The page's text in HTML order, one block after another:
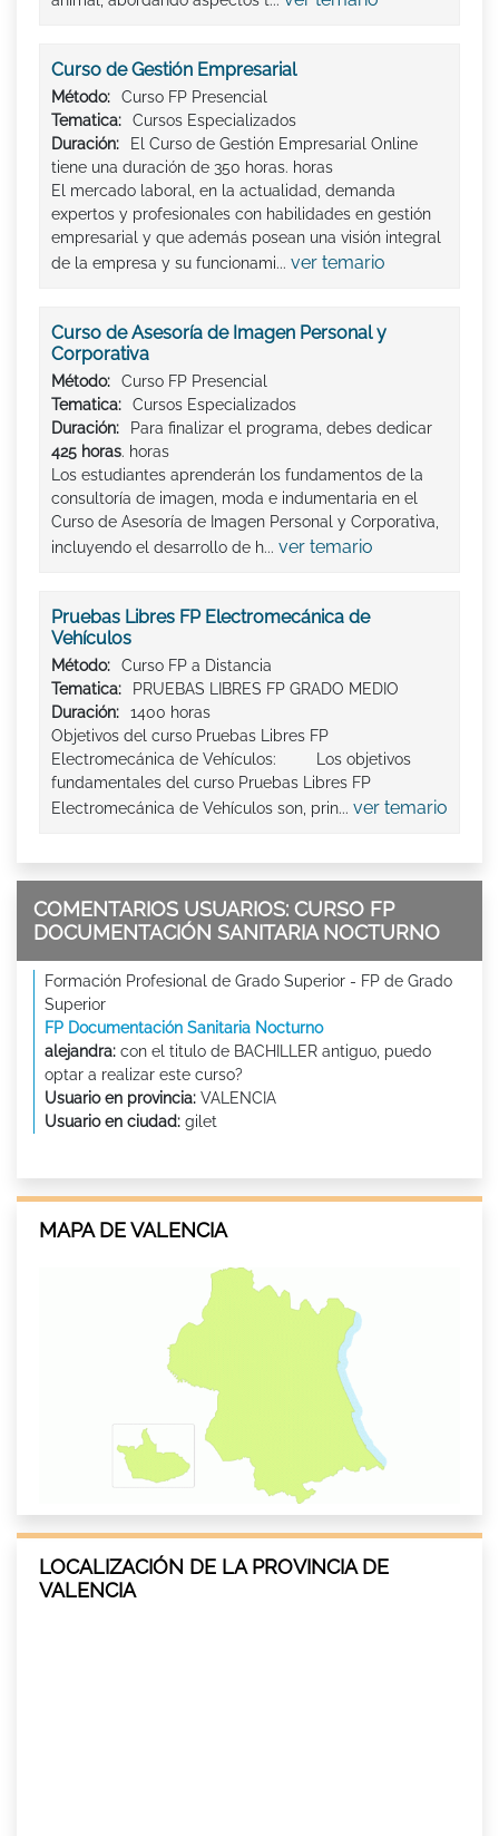
Curso de Gestión Empresarial
Método:
Curso FP Presencial
Tematica:
Cursos Especializados
Duración:
El Curso de Gestión Empresarial Online
tiene una duración de 350 horas. horas
El mercado laboral, en la actualidad, demanda
expertos y profesionales con habilidades en gestión
empresarial y que además posean una visión integral
de la empresa y su funcionami... ver temario
Curso de Asesoría de Imagen Personal y
Corporativa
Método:
Curso FP Presencial
Tematica:
Cursos Especializados
Duración:
Para finalizar el programa, debes dedicar
425 horas. horas
Los estudiantes aprenderán los fundamentos de la
consultoría de imagen, moda e indumentaria en el
Curso de Asesoría de Imagen Personal y Corporativa,
incluyendo el desarrollo de h... ver temario
Pruebas Libres FP Electromecánica de
Vehículos
Método:
Curso FP a Distancia
Tematica:
PRUEBAS LIBRES FP GRADO MEDIO
Duración:
1400 horas
Objetivos del curso Pruebas Libres FP
Electromecánica de Vehículos: Los objetivos
fundamentales del curso Pruebas Libres FP
Electromecánica de Vehículos son, prin... ver temario
COMENTARIOS USUARIOS: CURSO FP
DOCUMENTACIÓN SANITARIA NOCTURNO
Formación Profesional de Grado Superior - FP de Grado
Superior
FP Documentación Sanitaria Nocturno
alejandra: con el titulo de BACHILLER antiguo, puedo
optar a realizar este curso?
Usuario en provincia: VALENCIA
Usuario en ciudad: gilet
MAPA DE VALENCIA
LOCALIZACIÓN DE LA PROVINCIA DE
VALENCIA